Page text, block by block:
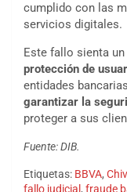
cumplido con las
servicios digitales.
Este fallo sienta un
protección de
entidades
garantizar la
proteger a sus
Fuente: DIB.
Etiquetas: BBVA,
fallo judicial , fraude